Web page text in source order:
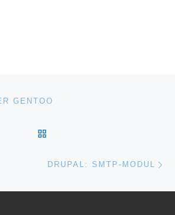
GENTOO
DRUPAL: SMTP-MODUL